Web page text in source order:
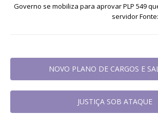
Governo se mobiliza para aprovar PLP 549
servidor
NOVO PLANO DE CARGOS E
JUSTIÇA SOB ATAQUE